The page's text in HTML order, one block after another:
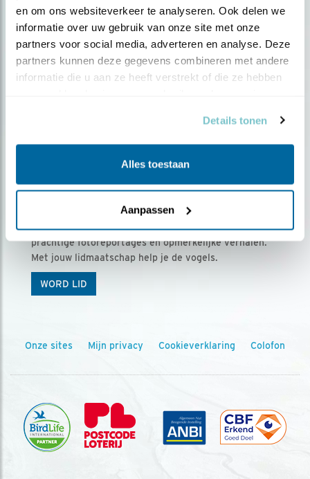
en om ons websiteverkeer te analyseren. Ook delen we
informatie over uw gebruik van onze site met onze
partners voor social media, adverteren en analyse. Deze
partners kunnen deze gegevens combineren met andere
informatie die u aan ze heeft verstrekt of die ze hebben
Details tonen
Alles toestaan
Aanpassen
Ontvang 5 x Vogels voor € 36,00 per jaar
Vogels is het tijdschrift voor onze leden, met
prachtige fotoreportages en opmerkelijke verhalen.
Met jouw lidmaatschap help je de vogels.
WORD LID
Onze sites Mijn privacy Cookieverklaring Colofon